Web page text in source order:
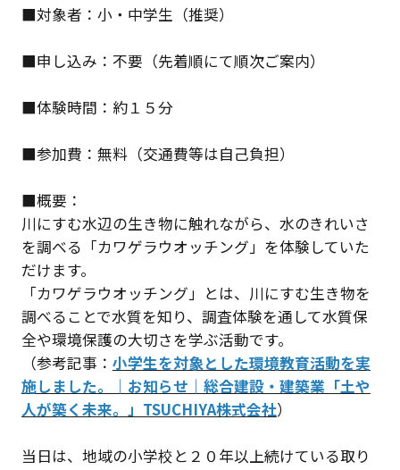
■対象者：小・中学生（推奨）
■申し込み：不要（先着順にて順次ご案内）
■体験時間：約１５分
■参加費：無料（交通費等は自己負担）
■概要：
川にすむ水辺の生き物に触れながら、水のきれいさ
を調べる「カワゲラウオッチング」を体験していた
だけます。
「カワゲラウオッチング」とは、川にすむ生き物を
調べることで水質を知り、調査体験を通して水質保
全や環境保護の大切さを学ぶ活動です。
（参考記事： 小学生を対象とした環境教育活動を実
施しました。｜お知らせ｜総合建設・建築業「土や
人が築く未来。」TSUCHIYA株式会社）
当日は、地域の小学校と２０年以上続けている取り